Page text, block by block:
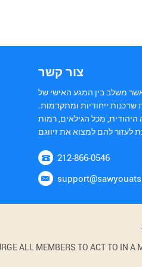
צור קשר
משלב בין המגע האישי של
שדכנות ייחודיות ומתקדמות.
מכל הגילאים, רמות
212-866-0546
ALL MEMBERS TO ACT TO IN